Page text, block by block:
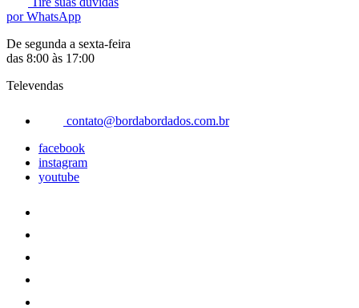
por WhatsApp
De segunda a sexta-feira
das 8:00 às 17:00
Televendas
contato@bordabordados.com.br
facebook
instagram
youtube